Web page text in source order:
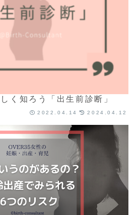
く知ろう「出生前診断」
2022.04.14 2024.04.12